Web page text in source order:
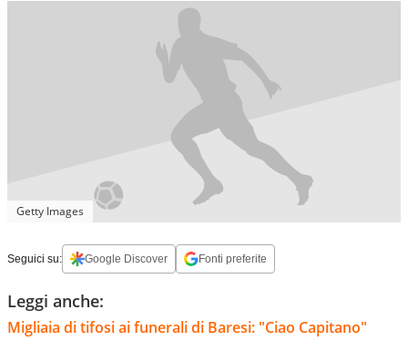
Getty Images
Seguici su: Google Discover Fonti preferite
Leggi anche:
Migliaia di tifosi ai funerali di Baresi: "Ciao Capitano"